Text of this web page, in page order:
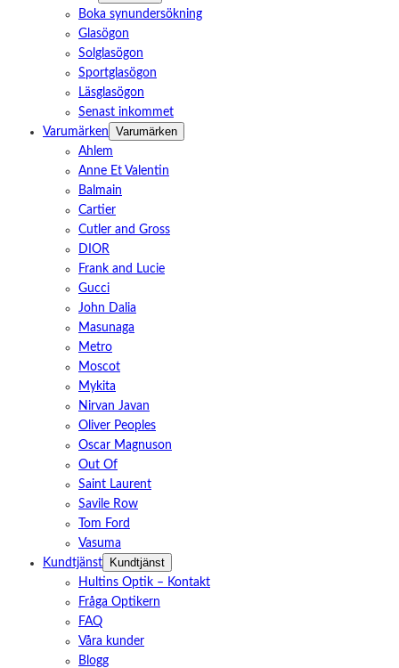
Boka synundersökning
Glasögon
Solglasögon
Sportglasögon
Läsglasögon
Senast inkommet
Varumärken
Varumärken
Ahlem
Anne Et Valentin
Balmain
Cartier
Cutler and Gross
DIOR
Frank and Lucie
Gucci
John Dalia
Masunaga
Metro
Moscot
Mykita
Nirvan Javan
Oliver Peoples
Oscar Magnuson
Out Of
Saint Laurent
Savile Row
Tom Ford
Vasuma
Kundtjänst
Kundtjänst
Hultins Optik – Kontakt
Fråga Optikern
FAQ
Våra kunder
Blogg